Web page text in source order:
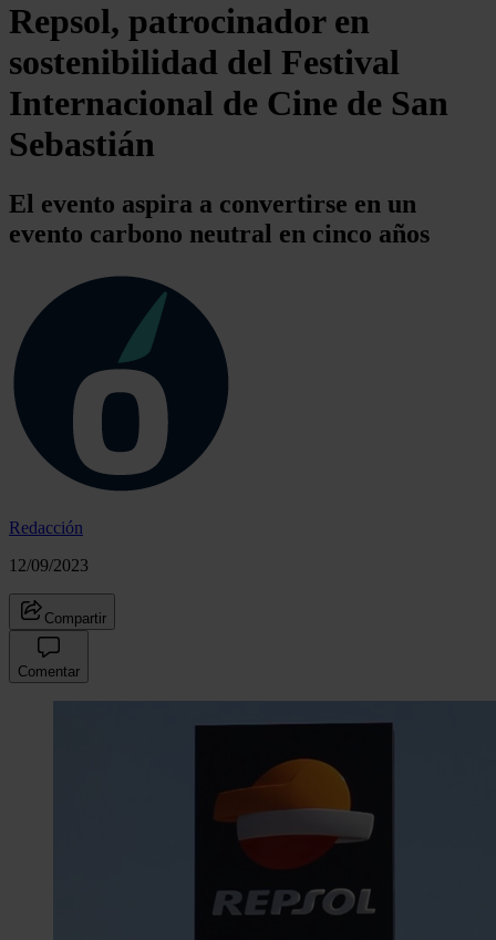
Repsol, patrocinador en
sostenibilidad del Festival
Internacional de Cine de San
Sebastián
El evento aspira a convertirse en un
evento carbono neutral en cinco años
Redacción
12/09/2023
Compartir
Comentar